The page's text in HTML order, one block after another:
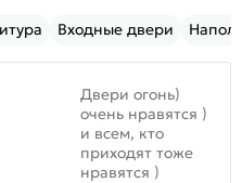
Входные двери
Двери огонь)
очень нравятся )
и всем, кто
приходят тоже
нравятся )